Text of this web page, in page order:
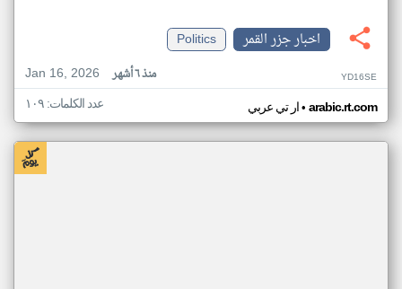
اخبار جزر القمر
Politics
Jan 16, 2026
منذ ٦ أشهر YD16SE
ار تي عربي• arabic.rt.com عدد الكلمات: ١٠٩